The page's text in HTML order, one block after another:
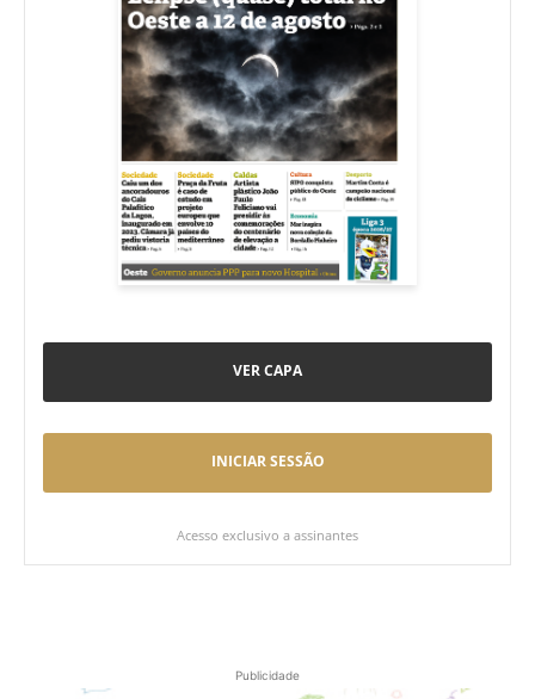
VER CAPA
INICIAR SESSÃO
Acesso exclusivo a assinantes
Publicidade